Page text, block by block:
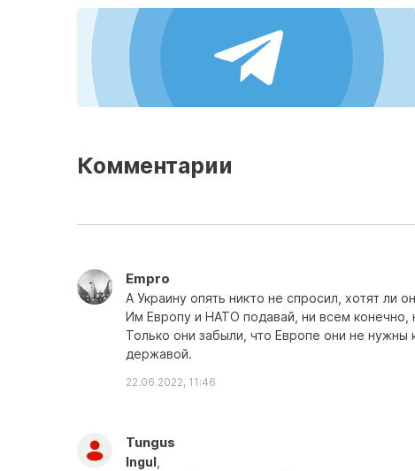
Комментарии
Empro
А Украину опять никто не спросил, хотят ли
Им Европу и НАТО подавай, ни всем конечно,
Только они забыли, что Европе они не нужны
державой.
22.06.2022, 11:46
Tungus
Ingul